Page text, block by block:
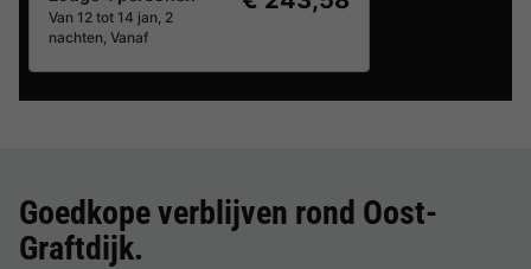
Van 12 tot 14 jan, 2
nachten, Vanaf
Goedkope verblijven rond Oost-
Graftdijk.